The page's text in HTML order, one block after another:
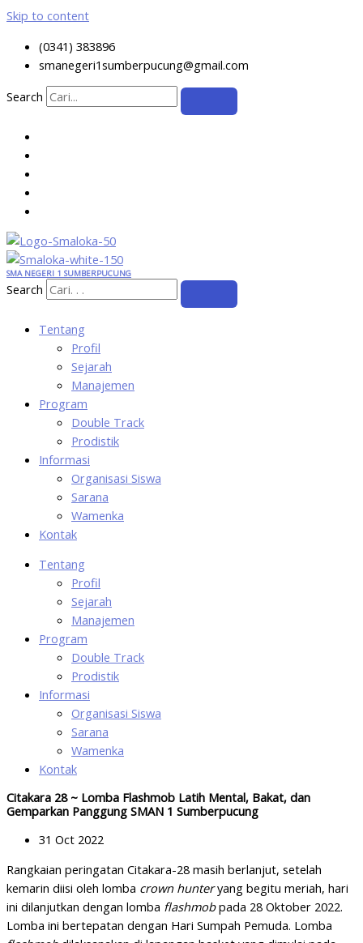
Skip to content
(0341) 383896
smanegeri1sumberpucung@gmail.com
Search
SMA NEGERI 1 SUMBERPUCUNG
Search
Tentang
Profil
Sejarah
Manajemen
Program
Double Track
Prodistik
Informasi
Organisasi Siswa
Sarana
Wamenka
Kontak
Tentang
Profil
Sejarah
Manajemen
Program
Double Track
Prodistik
Informasi
Organisasi Siswa
Sarana
Wamenka
Kontak
Citakara 28 ~ Lomba Flashmob Latih Mental, Bakat, dan
Gemparkan Panggung SMAN 1 Sumberpucung
31 Oct 2022
Rangkaian peringatan Citakara-28 masih berlanjut, setelah
kemarin diisi oleh lomba crown hunteryang begitu meriah, hari
ini dilanjutkan dengan lomba flashmobpada 28 Oktober 2022.
Lomba ini bertepatan dengan Hari Sumpah Pemuda. Lomba